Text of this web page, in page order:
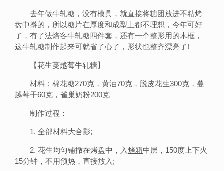
去年做牛轧糖，没有模具，就直接将糖团放进不粘烤
盘中擀的，所以糖片在厚度和成型上都不理想，今年可好
了，有了法焙客牛轧糖四件套，还有一个整形用的木框，
这牛轧糖制作起来可就省了心了，形状也整齐漂亮了!
【花生蔓越莓牛轧糖】
材料：棉花糖270克， 黄油70克，脱皮花生300克，蔓
越莓干60克，雀巢奶粉200克
制作过程：
1. 全部材料大合影;
2. 花生均匀铺撒在烤盘中，入烤箱中层，150度上下火
15分钟，不用预热，直接放入;